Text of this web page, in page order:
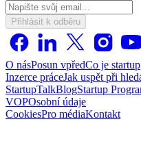
Přihlásit k odběru
O násPosun vpředCo je startup
Inzerce práceJak uspět při
StartupTalkBlogStartup
VOPOsobní údaje
CookiesPro médiaKontakt